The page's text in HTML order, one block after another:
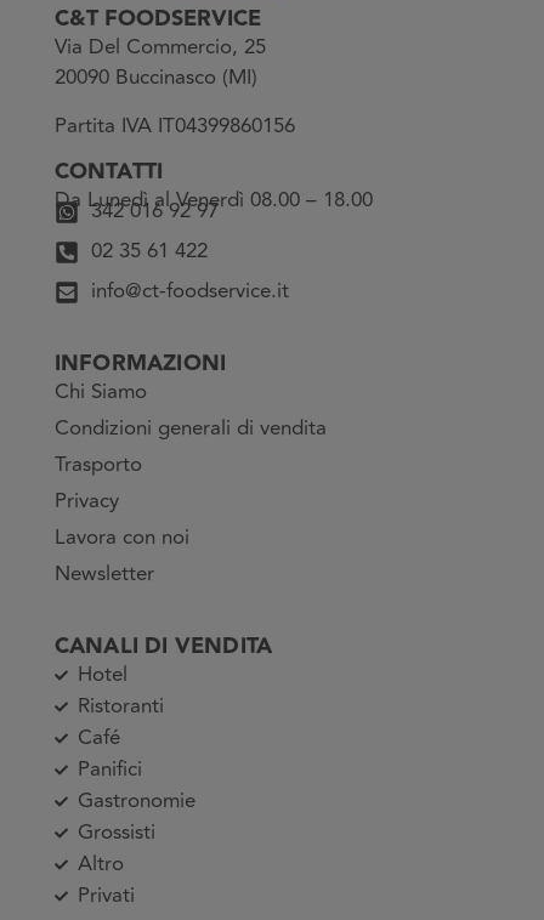
C&T FOODSERVICE
Via Del Commercio, 25
20090 Buccinasco (MI)
Partita IVA IT04399860156
CONTATTI
Da Lunedì al Venerdì 08.00 – 18.00
342 016 92 97
02 35 61 422
info@ct-foodservice.it
INFORMAZIONI
Chi Siamo
Condizioni generali di vendita
Trasporto
Privacy
Lavora con noi
Newsletter
CANALI DI VENDITA
Hotel
Ristoranti
Café
Panifici
Gastronomie
Grossisti
Altro
Privati